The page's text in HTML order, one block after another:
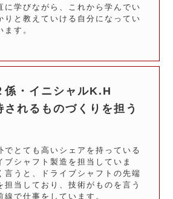
に学びながら、これから学んでい
りと教えていける自分になってい
す。
係・イニシャルK.H
れるものづくりを担う
でとても高いシェアを持っている
ブシャフト製造を担当していま
言うと、ドライブシャフトの先端
担当しており、技術がものを言う
線で仕事をしています。